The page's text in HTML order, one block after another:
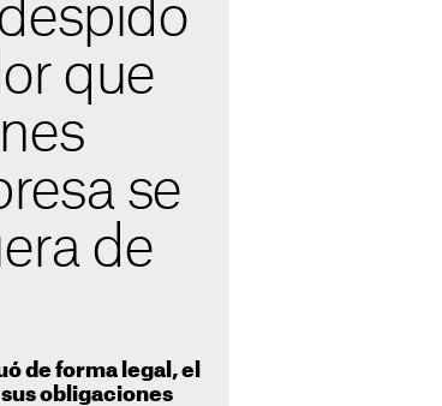
que
se
de
de forma legal, el
obligaciones